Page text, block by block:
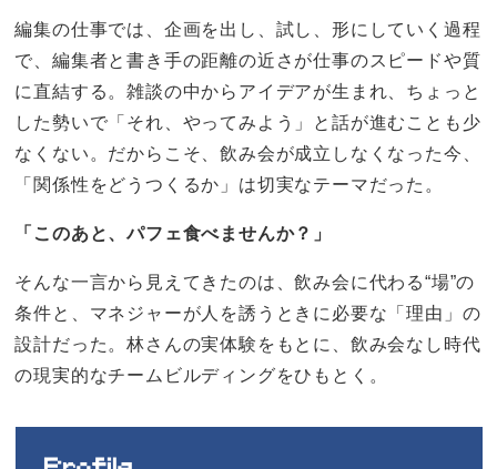
編集の仕事では、企画を出し、試し、形にしていく過程
で、編集者と書き手の距離の近さが仕事のスピードや質
に直結する。雑談の中からアイデアが生まれ、ちょっと
した勢いで「それ、やってみよう」と話が進むことも少
なくない。だからこそ、飲み会が成立しなくなった今、
「関係性をどうつくるか」は切実なテーマだった。
「このあと、パフェ食べませんか？」
そんな一言から見えてきたのは、飲み会に代わる“場”の
条件と、マネジャーが人を誘うときに必要な「理由」の
設計だった。林さんの実体験をもとに、飲み会なし時代
の現実的なチームビルディングをひもとく。